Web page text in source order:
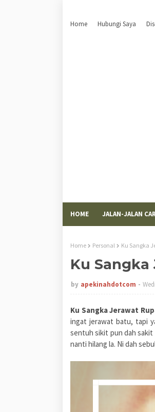
Home Hubungi Saya
HOME JALAN-JALAN
Home Personal Ku Sangka
Ku
by apekinahdotcom
Ku Sangka Jerawat
ingat jerawat batu, tapi
sentuh sikit pun dah sakit
nanti hilang la. Ni dah